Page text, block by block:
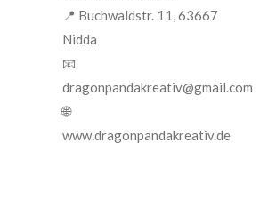
📍 Buchwaldstr. 11, 63667
Nidda
📧
dragonpandakreativ@gmail.com
🌐
www.dragonpandakreativ.de